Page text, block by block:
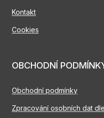
Kontakt
Cookies
OBCHODNÍ
Obchodní podmínky
Zpracování osobních dat